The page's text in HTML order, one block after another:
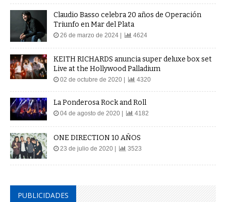
Claudio Basso celebra 20 años de Operación
Triunfo en Mar del Plata
26 de marzo de 2024 | 4624
KEITH RICHARDS anuncia super deluxe box set
Live at the Hollywood Palladium
02 de octubre de 2020 | 4320
La Ponderosa Rock and Roll
04 de agosto de 2020 | 4182
ONE DIRECTION 10 AÑOS
23 de julio de 2020 | 3523
PUBLICIDADES